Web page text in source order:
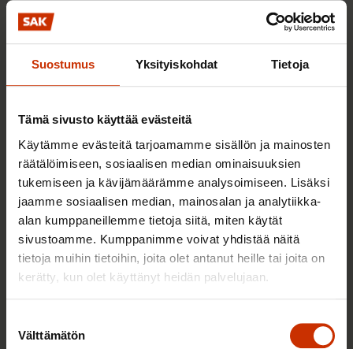
Suostumus Yksityiskohdat Tietoja
Tämä sivusto käyttää evästeitä
Käytämme evästeitä tarjoamamme sisällön ja mainosten
räätälöimiseen, sosiaalisen median ominaisuuksien
tukemiseen ja kävijämäärämme analysoimiseen. Lisäksi
jaamme sosiaalisen median, mainosalan ja analytiikka-
alan kumppaneillemme tietoja siitä, miten käytät
sivustoamme. Kumppanimme voivat yhdistää näitä
tietoja muihin tietoihin, joita olet antanut heille tai joita on
kerätty, kun olet käyttänyt heidän palvelujaan.
valinta
Välttämätön
Tuloerot, kannustimet ja työllisyys
Eliitin ymmärrys punnitaan suurissa
murroksissa
24.1.2017 Blogikirjoitukset
Valitsetko ikä- vai tuloerot?
1.8.2016 Blogikirjoitukset
« Edellinen